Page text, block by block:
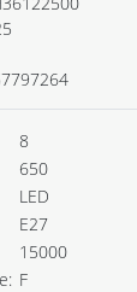
8
650
LED
E27
15000
F